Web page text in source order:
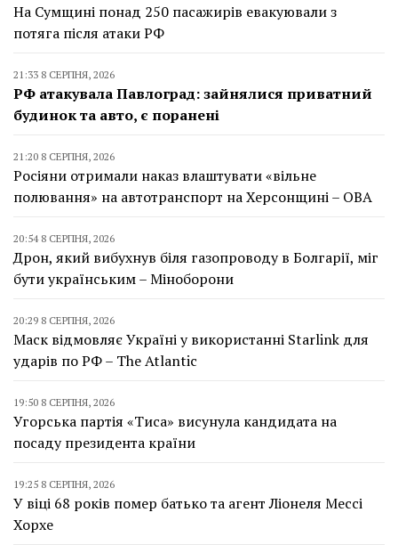
На Сумщині понад 250 пасажирів евакуювали з
потяга після атаки РФ
21:33 8 СЕРПНЯ, 2026
РФ атакувала Павлоград: зайнялися приватний
будинок та авто, є поранені
21:20 8 СЕРПНЯ, 2026
Росіяни отримали наказ влаштувати «вільне
полювання» на автотранспорт на Херсонщині – ОВА
20:54 8 СЕРПНЯ, 2026
Дрон, який вибухнув біля газопроводу в Болгарії, міг
бути українським – Міноборони
20:29 8 СЕРПНЯ, 2026
Маск відмовляє Україні у використанні Starlink для
ударів по РФ – The Atlantic
19:50 8 СЕРПНЯ, 2026
Угорська партія «Тиса» висунула кандидата на
посаду президента країни
19:25 8 СЕРПНЯ, 2026
У віці 68 років помер батько та агент Ліонеля Мессі
Хорхе